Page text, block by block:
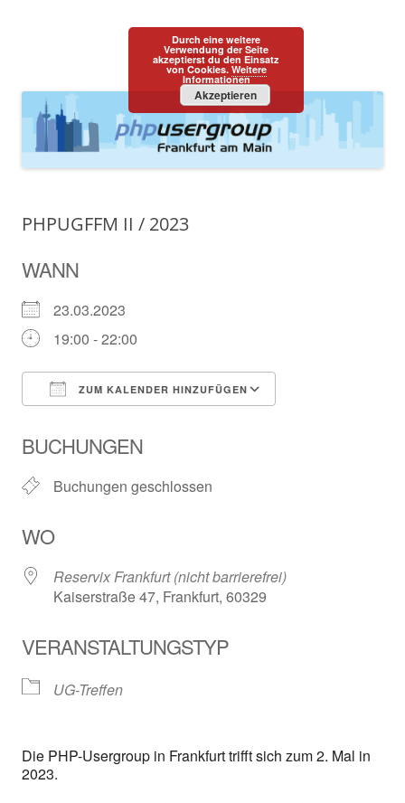
PHPUGFFM
one programming language::one community
Menü Zum
Inhalt
springen
PHPUGFFM II / 2023
WANN
23.03.2023
19:00 - 22:00
ZUM KALENDER HINZUFÜGEN
BUCHUNGEN
Buchungen geschlossen
WO
Reservix Frankfurt (nicht barrierefrei)
Kaiserstraße 47, Frankfurt, 60329
VERANSTALTUNGSTYP
UG-Treffen
Die PHP-Usergroup in Frankfurt trifft sich zum 2. Mal in
2023.
Durch eine weitere
Verwendung der Seite
akzeptierst du den Einsatz
von Cookies. Weitere
Informationen
Akzeptieren